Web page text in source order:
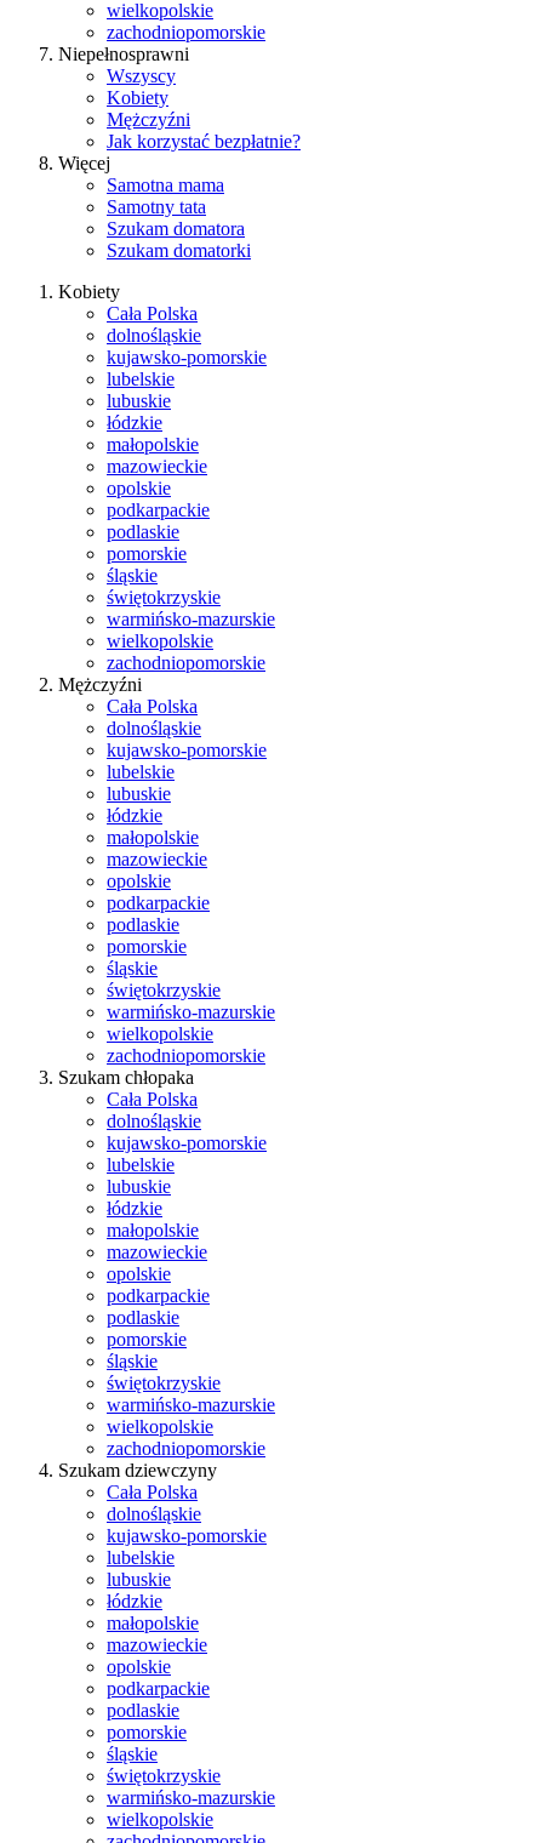
wielkopolskie
zachodniopomorskie
Niepełnosprawni
Wszyscy
Kobiety
Mężczyźni
Jak korzystać bezpłatnie?
Więcej
Samotna mama
Samotny tata
Szukam domatora
Szukam domatorki
Kobiety
Cała Polska
dolnośląskie
kujawsko-pomorskie
lubelskie
lubuskie
łódzkie
małopolskie
mazowieckie
opolskie
podkarpackie
podlaskie
pomorskie
śląskie
świętokrzyskie
warmińsko-mazurskie
wielkopolskie
zachodniopomorskie
Mężczyźni
Cała Polska
dolnośląskie
kujawsko-pomorskie
lubelskie
lubuskie
łódzkie
małopolskie
mazowieckie
opolskie
podkarpackie
podlaskie
pomorskie
śląskie
świętokrzyskie
warmińsko-mazurskie
wielkopolskie
zachodniopomorskie
Szukam chłopaka
Cała Polska
dolnośląskie
kujawsko-pomorskie
lubelskie
lubuskie
łódzkie
małopolskie
mazowieckie
opolskie
podkarpackie
podlaskie
pomorskie
śląskie
świętokrzyskie
warmińsko-mazurskie
wielkopolskie
zachodniopomorskie
Szukam dziewczyny
Cała Polska
dolnośląskie
kujawsko-pomorskie
lubelskie
lubuskie
łódzkie
małopolskie
mazowieckie
opolskie
podkarpackie
podlaskie
pomorskie
śląskie
świętokrzyskie
warmińsko-mazurskie
wielkopolskie